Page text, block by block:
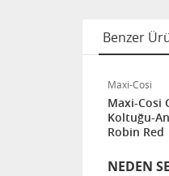
Benzer
Maxi-Cosi
Maxi-Cosi
Koltuğu-
Robin Red
NEDEN